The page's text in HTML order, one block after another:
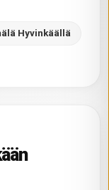
Hyvinkäällä